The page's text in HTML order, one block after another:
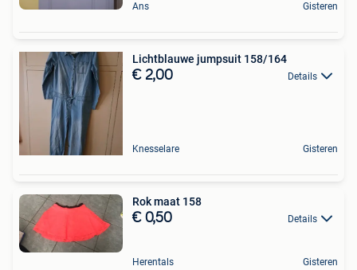
Ans Gisteren
Lichtblauwe jumpsuit 158/164
€ 2,00 Details
Knesselare Gisteren
Rok maat 158
€ 0,50 Details
Herentals Gisteren